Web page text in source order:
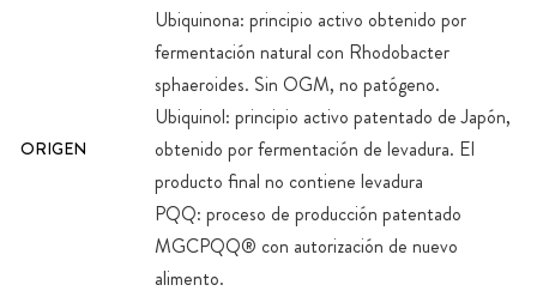
ORIGEN
Ubiquinona: principio activo obtenido por
fermentación natural con Rhodobacter
sphaeroides. Sin OGM, no patógeno.
Ubiquinol: principio activo patentado de Japón,
obtenido por fermentación de levadura. El
producto final no contiene levadura
PQQ: proceso de producción patentado
MGCPQQ® con autorización de nuevo
alimento.